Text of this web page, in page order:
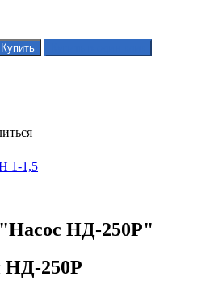
1-1,5
НД-250Р"
НД-250Р